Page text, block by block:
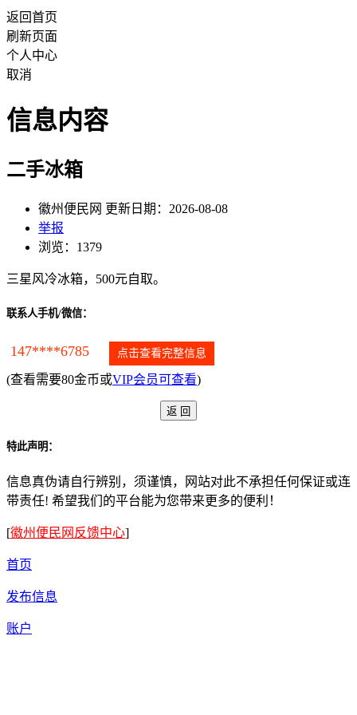
返回首页
刷新页面
个人中心
取消
信息内容
二手冰箱
徽州便民网 更新日期：2026-08-08
举报
浏览：1379
三星风冷冰箱，500元自取。
联系人手机/微信：
147****6785 点击查看完整信息
(查看需要80金币或VIP会员可查看)
特此声明：
信息真伪请自行辨别，须谨慎，网站对此不承担任何保证或连
带责任! 希望我们的平台能为您带来更多的便利！
[徽州便民网反馈中心]
首页
发布信息
账户